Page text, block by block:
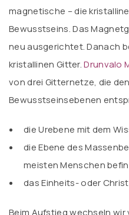
magnetische – die
Bewusstseins. Das
neu ausgerichtet. Danach
kristallinen Gitter.Drunvalo
von drei Gitternetze, die
Bewusstseinsebenen
die Urebene mit dem
die Ebene des
meisten Menschen
das Einheits- oder
Beim Aufstieg wechseln